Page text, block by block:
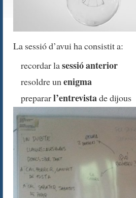
La sessió d’avui ha consistit a:
recordar lasessió anterior
resoldre un enigma
prepararl’entrevistade dijous